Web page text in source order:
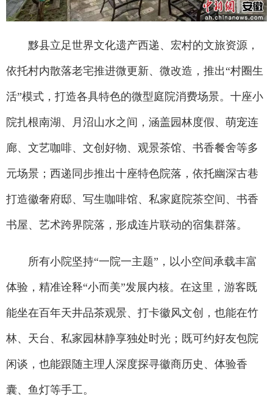
黟县立足世界文化遗产西递、宏村的文旅资源，
依托村内散落老宅推进微更新、微改造，推出“村圈生
活”模式，打造各具特色的微型庭院消费场景。十座小
院扎根南湖、月沼山水之间，涵盖园林度假、萌宠连
廊、文艺咖啡、文创好物、观景茶馆、书香餐舍等多
元场景；西递同步推出十座特色院落，依托幽深古巷
打造徽奢府邸、写生咖啡馆、私家庭院茶空间、书香
书屋、艺术跨界院落，形成连片联动的宿集群落。
所有小院坚持“一院一主题”，以小空间承载丰富
体验，精准诠释“小而美”发展内核。在这里，游客既
能坐在百年天井品茶观景、打卡徽风文创，也能在竹
林、天台、私家园林静享独处时光；既可约好友包院
闲谈，也能跟随主理人深度探寻徽商历史、体验香
囊、鱼灯等手工。